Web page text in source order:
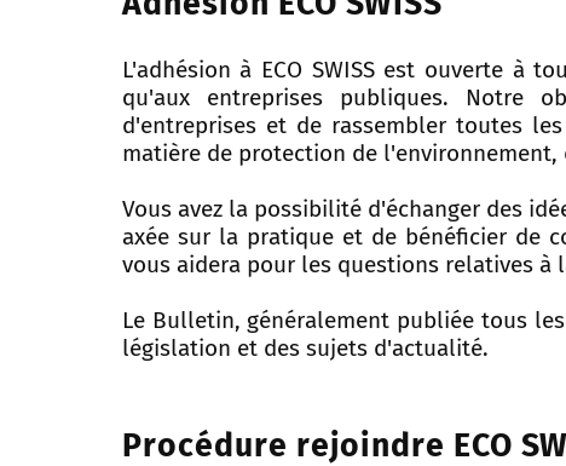
L'adhésion à ECO SWISS est ouverte à
qu'aux entreprises publiques. Notre
d'entreprises et de rassembler toutes
matière de protection de
Vous avez la possibilité d'échanger des
axée sur la pratique et de bénéficier de
vous aidera pour les questions relatives
Le Bulletin, généralement publiée tous
législation et des sujets d'actualité.
Procédure rejoindre ECO